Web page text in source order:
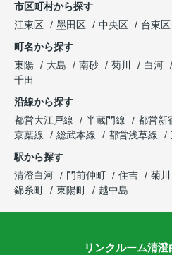
市区町村から探す
江東区
墨田区 中央区 台東区
町名から探す
東陽
大島 南砂 菊川 白河
千田
沿線から探す
都営大江戸線
半蔵門線 都営新
京葉線
総武本線 都営浅草線
駅から探す
清澄白河
門前仲町 住吉 菊川
錦糸町
東陽町 越中島
リンクルーム清